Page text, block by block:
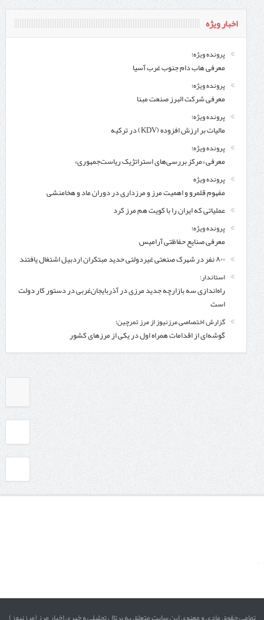
اخبار ویژه
پرونده ویژه؛
معرفی هاب دام جنوب غرب آسیا
پرونده ویژه؛
معرفی شركت البرز صنعت مبنا
پرونده ویژه؛
مالیات بر ارزش افزوده (KDV) در ترکیه
پرونده ویژه؛
معرفی «مرکز بررسی‌های استراتژیک ریاست‌جمهوری»
پرونده ویژه
مفهوم قلمرو و اهمیت مرز و مرزداری در دوران ماد و هخامنشی
عملیاتی که ایران را با کویت هم مرز کرد
پرونده ویژه؛
معرفی صنایع حفاظتی آرامیس
۸۰۰ نفر در شهرک صنعتی غیردولتی حدید مبتکران اردبیل اشتغال یافتند
استاندار:
راه‌اندازی سه بازارچه جدید مرزی در آذربایجان‌غربی در دستور کار دولت
است
گزارش اختصاصی مرزنیوز از مرز تمرچین؛
گوشه‌ای از اقدامات همراه اول در یکی از مرزهای کشور